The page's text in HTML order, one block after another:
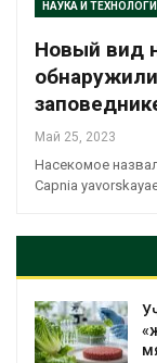
НАУКА И
Новый вид
Май 25, 2023
Насекомое
Capnia